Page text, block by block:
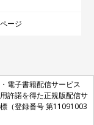
ージ
電子書籍配信サービス
許諾を得た正規版配信サ
（登録番号 第11091003